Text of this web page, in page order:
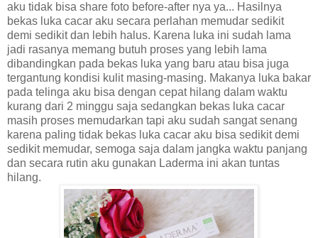
aku tidak bisa share foto before-after nya ya... Hasilnya
bekas luka cacar aku secara perlahan memudar sedikit
demi sedikit dan lebih halus. Karena luka ini sudah lama
jadi rasanya memang butuh proses yang lebih lama
dibandingkan pada bekas luka yang baru atau bisa juga
tergantung kondisi kulit masing-masing. Makanya luka bakar
pada telinga aku bisa dengan cepat hilang dalam waktu
kurang dari 2 minggu saja sedangkan bekas luka cacar
masih proses memudarkan tapi aku sudah sangat senang
karena paling tidak bekas luka cacar aku bisa sedikit demi
sedikit memudar, semoga saja dalam jangka waktu panjang
dan secara rutin aku gunakan Laderma ini akan tuntas
hilang.